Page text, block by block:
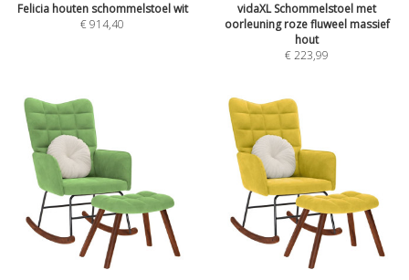
Felicia houten schommelstoel wit
€914,40
vidaXL Schommelstoel met
oorleuning roze fluweel massief
hout
€223,99